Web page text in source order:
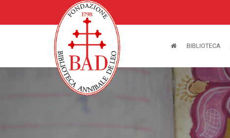
BIBLIOTECA